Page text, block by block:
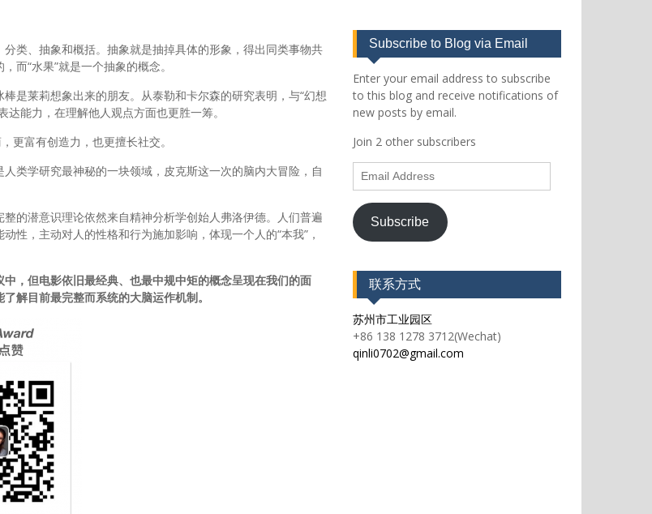
类、抽象和概括。抽象就是抽掉具体的形象，得出同类事物共
而“水果”就是一个抽象的概念。
是莱莉想象出来的朋友。从泰勒和卡尔森的研究表明，与“幻想
能力，在理解他人观点方面也更胜一筹。
更富有创造力，也更擅长社交。
类学研究最神秘的一块领域，皮克斯这一次的脑内大冒险，自
的潜意识理论依然来自精神分析学创始人弗洛伊德。人们普遍
性，主动对人的性格和行为施加影响，体现一个人的“本我”，
，但电影依旧最经典、也最中规中矩的概念呈现在我们的面
解目前最完整而系统的大脑运作机制。
Subscribe to Blog via Email
Enter your email address to subscribe
to this blog and receive notifications of
new posts by email.
Join 2 other subscribers
Email
Address
Subscribe
联系方式
苏州市工业园区
+86 138 1278 3712(Wechat)
qinli0702@gmail.com